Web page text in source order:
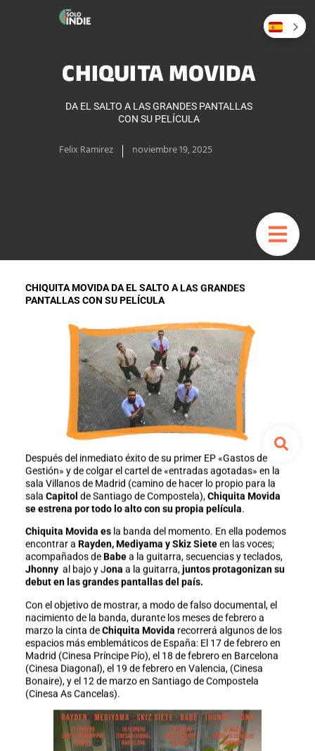
CHIQUITA MOVIDA
DA EL SALTO A LAS GRANDES PANTALLAS
CON SU PELÍCULA
Felix Ramirez noviembre 19, 2025
CHIQUITA MOVIDA DA EL SALTO A LAS GRANDES
PANTALLAS CON SU PELÍCULA
Después del inmediato éxito de su primer EP «Gastos de
Gestión» y de colgar el cartel de «entradas agotadas» en la
sala Villanos de Madrid (camino de hacer lo propio para la
sala Capitol de Santiago de Compostela), Chiquita Movida
se estrena por todo lo alto con su propia película.
Chiquita Movida es la banda del momento. En ella podemos
encontrar a Rayden, Mediyama y Skiz Sieteen las voces;
acompañados de Babea la guitarra, secuencias y teclados,
Jhonny al bajo y Jona a la guitarra, juntos protagonizan su
debut en las grandes pantallas del país.
Con el objetivo de mostrar, a modo de falso documental, el
nacimiento de la banda, durante los meses de febrero a
marzo la cinta deChiquita Movida recorrerá algunos de los
espacios más emblemáticos de España: El 17 de febrero en
Madrid (Cinesa Príncipe Pío), el 18 de febrero en Barcelona
(Cinesa Diagonal), el 19 de febrero en Valencia, (Cinesa
Bonaire), y el 12 de marzo en Santiago de Compostela
(Cinesa As Cancelas).